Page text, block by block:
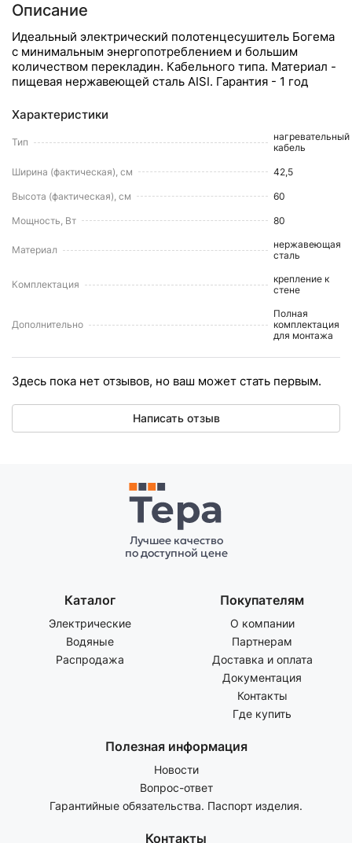
Описание
Идеальный электрический полотенцесушитель Богема
с минимальным энергопотреблением и большим
количеством перекладин. Кабельного типа. Материал -
пищевая нержавеющей сталь AISI. Гарантия - 1 год
Характеристики
Тип
нагревательный
кабель
Ширина (фактическая), см 42,5
Высота (фактическая), см 60
Мощность, Вт 80
Материал
нержавеющая
сталь
Комплектация
крепление к
стене
Дополнительно
Полная
комплектация
для монтажа
Здесь пока нет отзывов, но ваш может стать первым.
Написать отзыв
Лучшее качество
по доступной цене
Каталог
Электрические
Водяные
Распродажа
Покупателям
О компании
Партнерам
Доставка и оплата
Документация
Контакты
Где купить
Полезная информация
Новости
Вопрос-ответ
Гарантийные обязательства. Паспорт изделия.
Контакты